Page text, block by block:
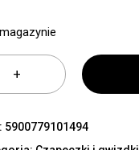
5900779101494